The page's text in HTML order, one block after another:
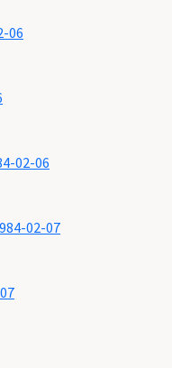
06
02-06
02-07